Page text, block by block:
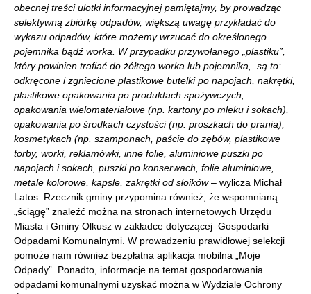
obecnej treści ulotki informacyjnej pamiętajmy, by prowadząc
selektywną zbiórkę odpadów, większą uwagę przykładać do
wykazu odpadów, które możemy wrzucać do określonego
pojemnika bądź worka. W przypadku przywołanego „plastiku”,
który powinien trafiać do żółtego worka lub pojemnika, są to:
odkręcone i zgniecione plastikowe butelki po napojach, nakrętki,
plastikowe opakowania po produktach spożywczych,
opakowania wielomateriałowe (np. kartony po mleku i sokach),
opakowania po środkach czystości (np. proszkach do prania),
kosmetykach (np. szamponach, paście do zębów, plastikowe
torby, worki, reklamówki, inne folie, aluminiowe puszki po
napojach i sokach, puszki po konserwach, folie aluminiowe,
metale kolorowe, kapsle, zakrętki od słoików– wylicza Michał
Latos. Rzecznik gminy przypomina również, że wspomnianą
„ściągę” znaleźć można na stronach internetowych Urzędu
Miasta i Gminy Olkusz w zakładce dotyczącej Gospodarki
Odpadami Komunalnymi. W prowadzeniu prawidłowej selekcji
pomoże nam również bezpłatna aplikacja mobilna „Moje
Odpady”. Ponadto, informacje na temat gospodarowania
odpadami komunalnymi uzyskać można w Wydziale Ochrony